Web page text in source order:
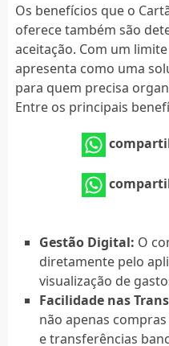
Os benefícios que o
oferece também são
aceitação. Com um
apresenta como uma
para quem precisa
Entre os principais
Gestão Digital: O
diretamente pelo
visualização de
Facilidade nas
não apenas
e transferências